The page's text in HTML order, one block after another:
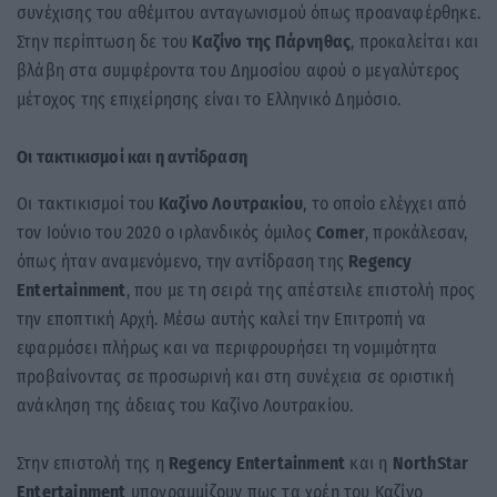
συνέχισης του αθέμιτου ανταγωνισμού όπως προαναφέρθηκε.
Στην περίπτωση δε του Καζίνο της Πάρνηθας, προκαλείται και
βλάβη στα συμφέροντα του Δημοσίου αφού ο μεγαλύτερος
μέτοχος της επιχείρησης είναι το Ελληνικό Δημόσιο.
Οι τακτικισμοί και η αντίδραση
Οι τακτικισμοί του Καζίνο Λουτρακίου, το οποίο ελέγχει από
τον Ιούνιο του 2020 ο ιρλανδικός όμιλος Comer, προκάλεσαν,
όπως ήταν αναμενόμενο, την αντίδραση της Regency
Entertainment, που με τη σειρά της απέστειλε επιστολή προς
την εποπτική Αρχή. Μέσω αυτής καλεί την Επιτροπή να
εφαρμόσει πλήρως και να περιφρουρήσει τη νομιμότητα
προβαίνοντας σε προσωρινή και στη συνέχεια σε οριστική
ανάκληση της άδειας του Καζίνο Λουτρακίου.
Στην επιστολή της η Regency Entertainment και η NorthStar
Entertainment υπογραμμίζουν πως τα χρέη του Καζίνο